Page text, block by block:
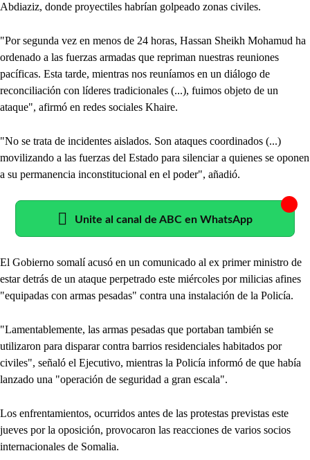
Abdiaziz, donde proyectiles habrían golpeado zonas civiles.
"Por segunda vez en menos de 24 horas, Hassan Sheikh Mohamud ha
ordenado a las fuerzas armadas que repriman nuestras reuniones
pacíficas. Esta tarde, mientras nos reuníamos en un diálogo de
reconciliación con líderes tradicionales (...), fuimos objeto de un
ataque", afirmó en redes sociales Khaire.
"No se trata de incidentes aislados. Son ataques coordinados (...)
movilizando a las fuerzas del Estado para silenciar a quienes se oponen
a su permanencia inconstitucional en el poder", añadió.
Unite al canal de ABC en WhatsApp
El Gobierno somalí acusó en un comunicado al ex primer ministro de
estar detrás de un ataque perpetrado este miércoles por milicias afines
"equipadas con armas pesadas" contra una instalación de la Policía.
"Lamentablemente, las armas pesadas que portaban también se
utilizaron para disparar contra barrios residenciales habitados por
civiles", señaló el Ejecutivo, mientras la Policía informó de que había
lanzado una "operación de seguridad a gran escala".
Los enfrentamientos, ocurridos antes de las protestas previstas este
jueves por la oposición, provocaron las reacciones de varios socios
internacionales de Somalia.